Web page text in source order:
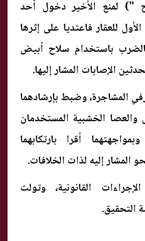
لمنع الأخير دخول أحد
للعقار فاعتديا على إثرها
باستخدام سلاح أبيض
الإصابات المشار إليها.
المشاجرة، وضبط بإرشادهما
والعصا الخشبية المستخدمان
أقرا بارتكابهما
المشار إليه لذات الخلافات.
القانونية، وتولت
التحقيق.